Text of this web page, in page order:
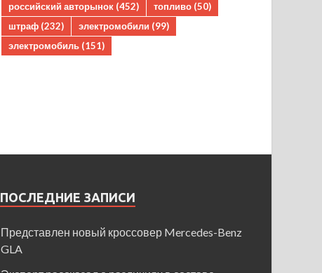
российский авторынок (452) топливо (50)
штраф (232) электромобили (99)
электромобиль (151)
ПОСЛЕДНИЕ ЗАПИСИ
Представлен новый кроссовер Mercedes-Benz
GLA